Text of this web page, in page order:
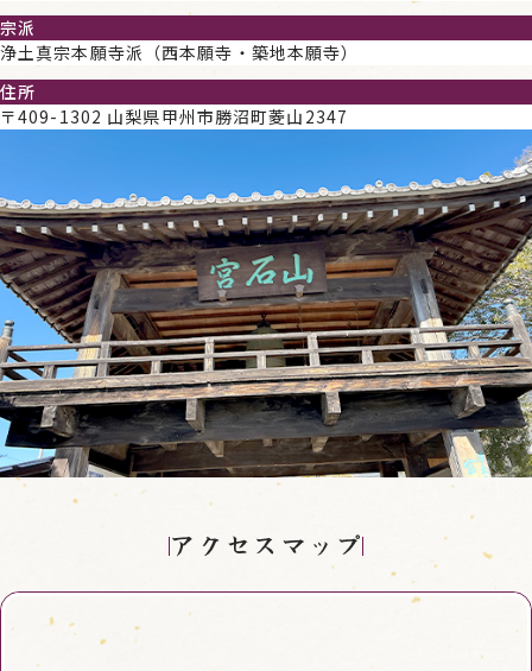
宗派
浄土真宗本願寺派（西本願寺・築地本願寺）
住所
〒409-1302 山梨県甲州市勝沼町菱山2347
アクセスマップ